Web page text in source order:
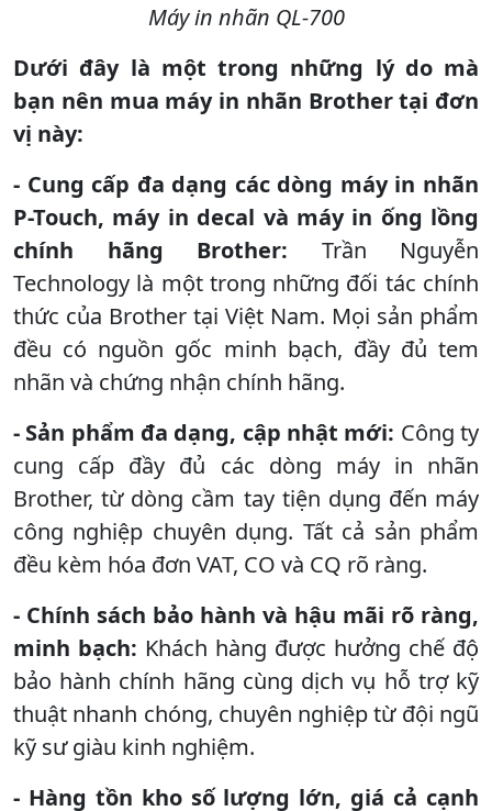
Máy in nhãn QL-700
Dưới đây là một trong những lý do mà
bạn nên mua máy in nhãn Brother tại đơn
vị này:
- Cung cấp đa dạng các dòng máy in nhãn
P-Touch, máy in decal và máy in ống lồng
chính hãng Brother: Trần Nguyễn
Technology là một trong những đối tác chính
thức của Brother tại Việt Nam. Mọi sản phẩm
đều có nguồn gốc minh bạch, đầy đủ tem
nhãn và chứng nhận chính hãng.
- Sản phẩm đa dạng, cập nhật mới: Công ty
cung cấp đầy đủ các dòng máy in nhãn
Brother, từ dòng cầm tay tiện dụng đến máy
công nghiệp chuyên dụng. Tất cả sản phẩm
đều kèm hóa đơn VAT, CO và CQ rõ ràng.
- Chính sách bảo hành và hậu mãi rõ ràng,
minh bạch: Khách hàng được hưởng chế độ
bảo hành chính hãng cùng dịch vụ hỗ trợ kỹ
thuật nhanh chóng, chuyên nghiệp từ đội ngũ
kỹ sư giàu kinh nghiệm.
- Hàng tồn kho số lượng lớn, giá cả cạnh